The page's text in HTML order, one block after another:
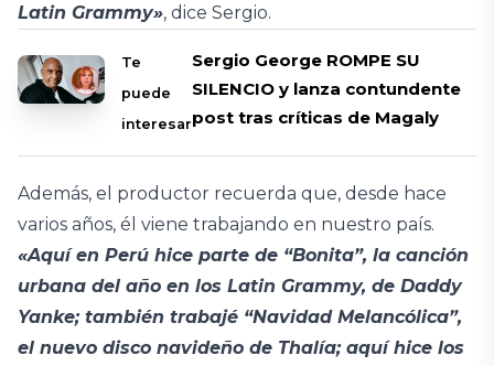
Latin Grammy», dice Sergio.
Te
puede
interesar
Sergio George ROMPE SU
SILENCIO y lanza contundente
post tras críticas de Magaly
Además, el productor recuerda que, desde hace
varios años, él viene trabajando en nuestro país.
«Aquí en Perú hice parte de “Bonita”, la canción
urbana del año en los Latin Grammy, de Daddy
Yanke; también trabajé “Navidad Melancólica”,
el nuevo disco navideño de Thalía; aquí hice los